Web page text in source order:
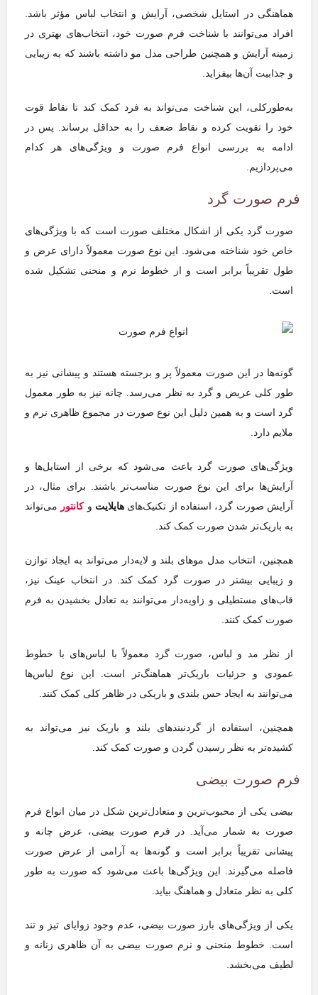
هماهنگی در استایل شخصی، آرایش و انتخاب لباس مؤثر باشد.
افراد می‌توانند با شناخت فرم صورت خود، انتخاب‌های بهتری در
زمینه آرایش و همچنین طراحی مدل مو داشته باشند که به زیبایی
و جذابیت آن‌ها بیفزاید.
به‌طورکلی، این شناخت می‌تواند به فرد کمک کند تا نقاط قوت
خود را تقویت کرده و نقاط ضعف را به حداقل برساند. پس در
ادامه به بررسی انواع فرم صورت و ویژگی‌های هر کدام
می‌‌پردازیم.
فرم صورت گرد
صورت گرد یکی از اشکال مختلف صورت است که با ویژگی‌های
خاص خود شناخته می‌شود. این نوع صورت معمولاً دارای عرض و
طول تقریباً برابر است و از خطوط نرم و منحنی تشکیل شده
است.
گونه‌ها در این صورت معمولاً پر و برجسته هستند و پیشانی نیز به
طور کلی عریض و گرد به نظر می‌رسد. چانه نیز به طور معمول
گرد است و به همین دلیل این نوع صورت در مجموع ظاهری نرم و
ملایم دارد.
ویژگی‌های صورت گرد باعث می‌شود که برخی از استایل‌ها و
آرایش‌ها برای این نوع صورت مناسب‌تر باشند. برای مثال، در
آرایش صورت گرد، استفاده از تکنیک‌های هایلایت وکانتور می‌تواند
به باریک‌تر شدن صورت کمک کند.
همچنین، انتخاب مدل موهای بلند و لایه‌دار می‌تواند به ایجاد توازن
و زیبایی بیشتر در صورت گرد کمک کند. در انتخاب عینک نیز،
قاب‌های مستطیلی و زاویه‌دار می‌توانند به تعادل بخشیدن به فرم
صورت کمک کنند.
از نظر مد و لباس، صورت گرد معمولاً با لباس‌های با خطوط
عمودی و جزئیات باریک‌تر هماهنگ‌تر است. این نوع لباس‌ها
می‌توانند به ایجاد حس بلندی و باریکی در ظاهر کلی کمک کنند.
همچنین، استفاده از گردنبندهای بلند و باریک نیز می‌تواند به
کشیده‌تر به نظر رسیدن گردن و صورت کمک کند.
فرم صورت بیضی
بیضی یکی از محبوب‌ترین و متعادل‌ترین شکل در میان انواع فرم
صورت به شمار می‌آید. در فرم صورت بیضی، عرض چانه و
پیشانی تقریباً برابر است و گونه‌ها به آرامی از عرض صورت
فاصله می‌گیرند. این ویژگی‌ها باعث می‌شود که صورت به طور
کلی به نظر متعادل و هماهنگ بیاید.
یکی از ویژگی‌های بارز صورت بیضی، عدم وجود زوایای تیز و تند
است. خطوط منحنی و نرم صورت بیضی به آن ظاهری زنانه و
لطیف می‌بخشد.